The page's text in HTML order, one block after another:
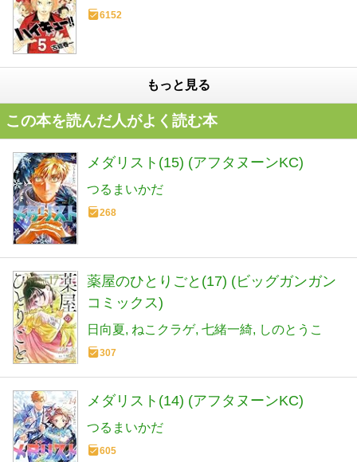
6152
もっと見る
この本を読んだ人がよく読む本
メダリスト(15) (アフタヌーンKC)
つるまいかだ
268
薬屋のひとりごと(17) (ビッグガンガン
コミックス)
日向夏 ねこクラゲ 七緒一綺 しのとうこ
307
メダリスト(14) (アフタヌーンKC)
つるまいかだ
605